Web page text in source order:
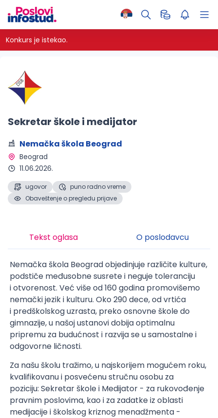
Konkurs je istekao.
Sekretar škole i medijator
Nemačka škola Beograd
Beograd
11.06.2026.
ugovor
puno radno vreme
Obaveštenje o pregledu prijave
Tekst oglasa O poslodavcu
Nemačka škola Beograd objedinjuje različite kulture,
podstiče međusobne susrete i neguje toleranciju
i otvorenost. Već više od 160 godina promovišemo
nemački jezik i kulturu. Oko 290 dece, od vrtića
i predškolskog uzrasta, preko osnovne škole do
gimnazije, u našoj ustanovi dobija optimalnu
pripremu za budućnost i razvija se u samostalne i
odgovorne ličnosti.
Za našu školu tražimo, u najskorijem mogućem roku,
kvalifikovanu i posvećenu stručnu osobu za
poziciju: Sekretar škole i Medijator - za rukovođenje
pravnim poslovima, kao i za zadatke iz oblasti
medijacije i školskog kriznog menadžmenta -